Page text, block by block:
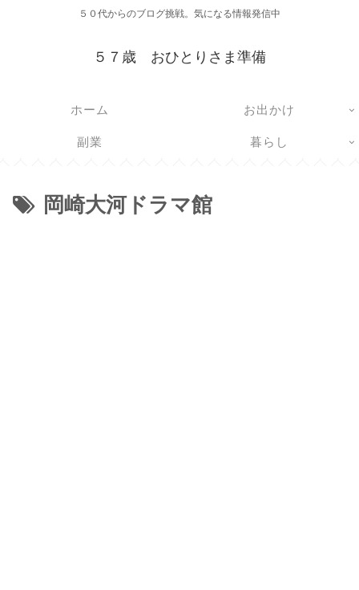
５０代からのブログ挑戦。気になる情報発信中
５７歳 おひとりさま準備
ホーム お出かけ
副業 暮らし
岡崎大河ドラマ館